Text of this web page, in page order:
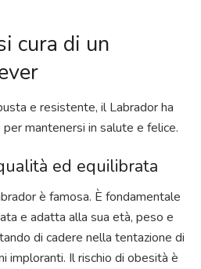
cura di un
e resistente, il Labrador ha
mantenersi in salute e felice.
ed equilibrata
è famosa. È fondamentale
e adatta alla sua età, peso e
di cadere nella tentazione di
imploranti. Il rischio di obesità è